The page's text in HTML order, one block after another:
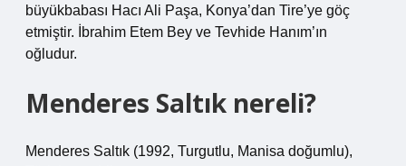
büyükbabası Hacı Ali Paşa, Konya’dan Tire’ye göç
etmiştir. İbrahim Etem Bey ve Tevhide Hanım’ın
oğludur.
Menderes Saltık nereli?
Menderes Saltık (1992, Turgutlu, Manisa doğumlu),